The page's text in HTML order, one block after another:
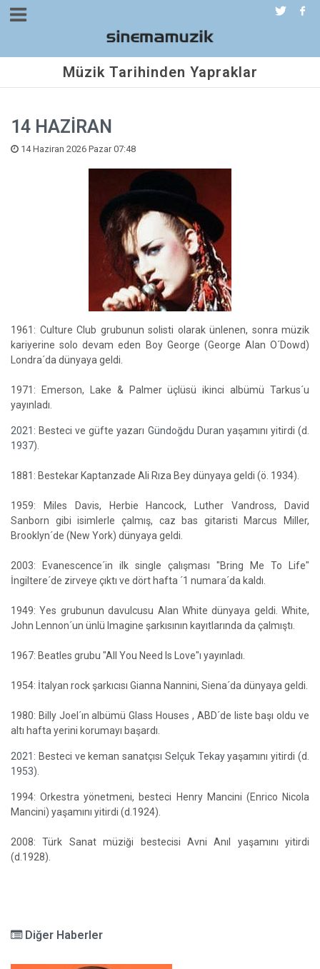
Müzik Tarihinden Yapraklar
14 HAZİRAN
14 Haziran 2026 Pazar 07:48
1961: Culture Club grubunun solisti olarak ünlenen, sonra müzik
kariyerine solo devam eden Boy George (George Alan O´Dowd)
Londra´da dünyaya geldi.
1971: Emerson, Lake & Palmer üçlüsü ikinci albümü Tarkus´u
yayınladı.
2021 : Besteci ve güfte yazarı Gündoğdu Duran yaşamını yitirdi (d.
1937).
1881: Bestekar Kaptanzade Ali Rıza Bey dünyaya geldi (ö. 1934).
1959: Miles Davis, Herbie Hancock, Luther Vandross, David
Sanborn gibi isimlerle çalmış, caz bas gitaristi Marcus Miller,
Brooklyn´de (New York) dünyaya geldi.
2003: Evanescence´in ilk single çalışması "Bring Me To Life"
İngiltere´de zirveye çıktı ve dört hafta ´1 numara´da kaldı.
1949: Yes grubunun davulcusu Alan White dünyaya geldi. White,
John Lennon´un ünlü Imagine şarkısının kayıtlarında da çalmıştı.
1967: Beatles grubu "All You Need Is Love"ı yayınladı.
1954: İtalyan rock şarkıcısı Gianna Nannini, Siena´da dünyaya geldi.
1980: Billy Joel´ın albümü Glass Houses , ABD´de liste başı oldu ve
altı hafta yerini korumayı başardı.
2021 : Besteci ve keman sanatçısı Selçuk Tekayyaşamını yitirdi (d.
1953).
1994: Orkestra yönetmeni, besteci Henry Mancini (Enrico Nicola
Mancini) yaşamını yitirdi (d.1924).
2008: Türk Sanat müziği bestecisi Avni Anıl yaşamını yitirdi
(d.1928).
Diğer Haberler